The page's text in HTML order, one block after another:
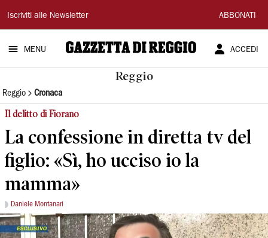
Gazzetta
di
Reggio
Iscriviti alle Newsletter ABBONATI
MENU ACCEDI
Reggio
Reggio Cronaca
Il delitto di Fiorano
La confessione in diretta tv del
figlio: «Sì, ho ucciso io la
mamma»
Daniele Montanari